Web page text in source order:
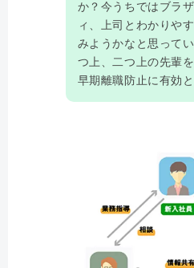
か？今うちではブラ
ィ、上司とわかりや
みようかなと思って
つ上、二つ上の先輩
早期離職防止に有効